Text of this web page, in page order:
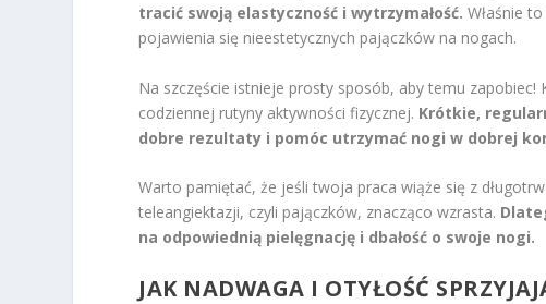
tracić swoją elastyczność i wytrzymałość. Właśnie
pojawienia się nieestetycznych pajączków na nogach.
Na szczęście istnieje prosty sposób, aby temu
codziennej rutyny aktywności fizycznej. Krótkie,
dobre rezultaty i pomóc utrzymać nogi w dobrej
Warto pamiętać, że jeśli twoja praca wiąże się z
teleangiektazji, czyli pajączków, znacząco wzrasta.
na odpowiednią pielęgnację i dbałość o swoje nogi.
JAK NADWAGA I OTYŁOŚĆ